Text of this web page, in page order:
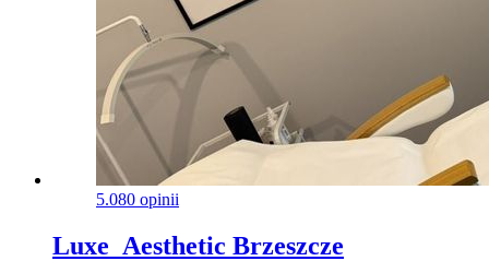
5.080 opinii
Luxe_Aesthetic Brzeszcze